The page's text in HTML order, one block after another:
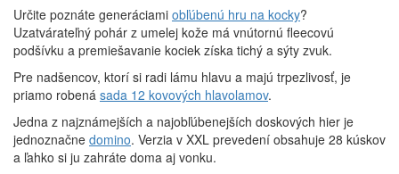
Určite poznáte generáciami obľúbenú hru na kocky?
Uzatvárateľný pohár z umelej kože má vnútornú fleecovú
podšívku a premiešavanie kociek získa tichý a sýty zvuk.
Pre nadšencov, ktorí si radi lámu hlavu a majú trpezlivosť, je
priamo robená sada 12 kovových hlavolamov.
Jedna z najznámejších a najobľúbenejších doskových hier je
jednoznačne domino. Verzia v XXL prevedení obsahuje 28 kúskov
a ľahko si ju zahráte doma aj vonku.